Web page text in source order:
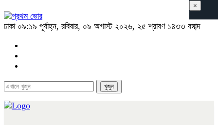
ঢাকা ০৯:১৯ পূর্বাহ্ন, রবিবার, ০৯ অগাস্ট ২০২৬, ২৫ শ্রাবণ ১৪৩৩ বঙ্গাব্দ
×